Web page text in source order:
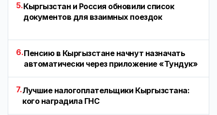
5.Кыргызстан и Россия обновили список
документов для взаимных поездок
6.Пенсию в Кыргызстане начнут назначать
автоматически через приложение «Тундук»
7.Лучшие налогоплательщики Кыргызстана:
кого наградила ГНС